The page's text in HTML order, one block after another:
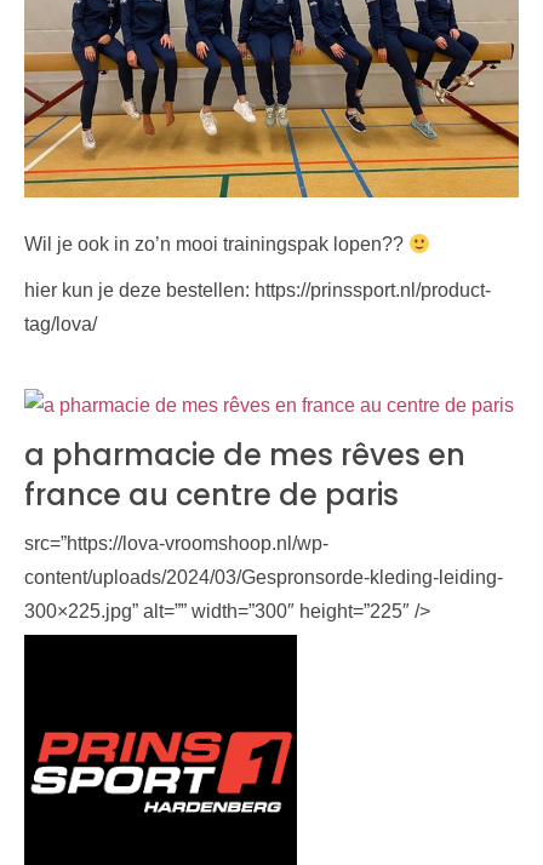
Wil je ook in zo’n mooi trainingspak lopen??
hier kun je deze bestellen: https://prinssport.nl/product-
tag/lova/
a pharmacie de mes rêves en
france au centre de paris
src=”https://lova-vroomshoop.nl/wp-
content/uploads/2024/03/Gespronsorde-kleding-leiding-
300×225.jpg” alt=”” width=”300″ height=”225″ />